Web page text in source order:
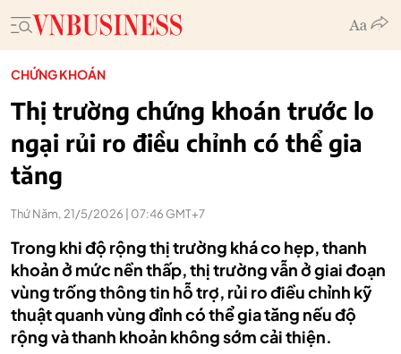
CHỨNG KHOÁN
Thị trường chứng khoán trước lo
ngại rủi ro điều chỉnh có thể gia
tăng
Thứ Năm, 21/5/2026 | 07:46 GMT+7
Trong khi độ rộng thị trường khá co hẹp, thanh
khoản ở mức nền thấp, thị trường vẫn ở giai đoạn
vùng trống thông tin hỗ trợ, rủi ro điều chỉnh kỹ
thuật quanh vùng đỉnh có thể gia tăng nếu độ
rộng và thanh khoản không sớm cải thiện.